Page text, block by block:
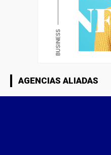
AGENCIAS ALIADAS